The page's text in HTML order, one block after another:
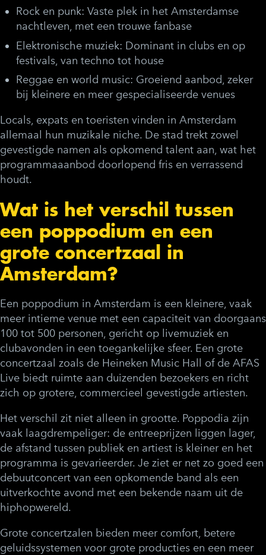
Rock en punk: Vaste plek in het Amsterdamse
nachtleven, met een trouwe fanbase
Elektronische muziek: Dominant in clubs en op
festivals, van techno tot house
Reggae en world music: Groeiend aanbod, zeker
bij kleinere en meer gespecialiseerde venues
Locals, expats en toeristen vinden in Amsterdam
allemaal hun muzikale niche. De stad trekt zowel
gevestigde namen als opkomend talent aan, wat het
programmaaanbod doorlopend fris en verrassend
houdt.
Wat is het verschil tussen
een poppodium en een
grote concertzaal in
Amsterdam?
Een poppodium in Amsterdam is een kleinere, vaak
meer intieme venue met een capaciteit van doorgaans
100 tot 500 personen, gericht op livemuziek en
clubavonden in een toegankelijke sfeer. Een grote
concertzaal zoals de Heineken Music Hall of de AFAS
Live biedt ruimte aan duizenden bezoekers en richt
zich op grotere, commercieel gevestigde artiesten.
Het verschil zit niet alleen in grootte. Poppodia zijn
vaak laagdrempeliger: de entreeprijzen liggen lager,
de afstand tussen publiek en artiest is kleiner en het
programma is gevarieerder. Je ziet er net zo goed een
debuutconcert van een opkomende band als een
uitverkochte avond met een bekende naam uit de
hiphopwereld.
Grote concertzalen bieden meer comfort, betere
geluidssystemen voor grote producties en een meer